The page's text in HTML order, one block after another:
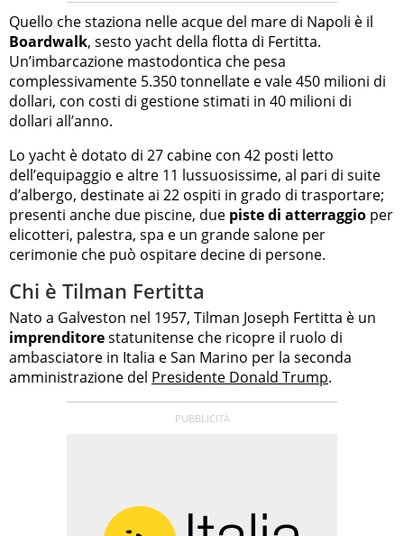
Quello che staziona nelle acque del mare di Napoli è il
Boardwalk, sesto yacht della flotta di Fertitta.
Un’imbarcazione mastodontica che pesa
complessivamente 5.350 tonnellate e vale 450 milioni di
dollari, con costi di gestione stimati in 40 milioni di
dollari all’anno.
Lo yacht è dotato di 27 cabine con 42 posti letto
dell’equipaggio e altre 11 lussuosissime, al pari di suite
d’albergo, destinate ai 22 ospiti in grado di trasportare;
presenti anche due piscine, due piste di atterraggio per
elicotteri, palestra, spa e un grande salone per
cerimonie che può ospitare decine di persone.
Chi è Tilman Fertitta
Nato a Galveston nel 1957, Tilman Joseph Fertitta è un
imprenditorestatunitense che ricopre il ruolo di
ambasciatore in Italia e San Marino per la seconda
amministrazione del Presidente Donald Trump.